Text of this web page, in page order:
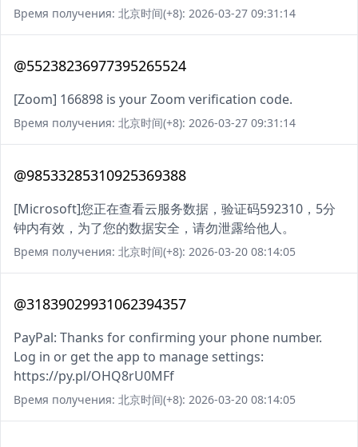
Время получения: 北京时间(+8): 2026-03-27 09:31:14
@55238236977395265524
[Zoom] 166898 is your Zoom verification code.
Время получения: 北京时间(+8): 2026-03-27 09:31:14
@98533285310925369388
[Microsoft]您正在查看云服务数据，验证码592310，5分
钟内有效，为了您的数据安全，请勿泄露给他人。
Время получения: 北京时间(+8): 2026-03-20 08:14:05
@31839029931062394357
PayPal: Thanks for confirming your phone number.
Log in or get the app to manage settings:
https://py.pl/OHQ8rU0MFf
Время получения: 北京时间(+8): 2026-03-20 08:14:05